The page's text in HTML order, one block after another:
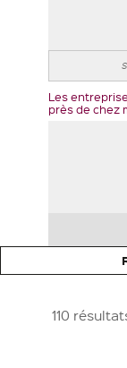
Les
près de chez
110